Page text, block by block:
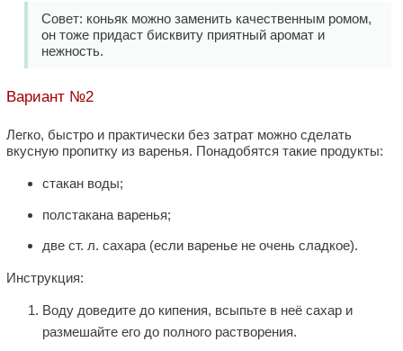
Совет: коньяк можно заменить качественным ромом,
он тоже придаст бисквиту приятный аромат и
нежность.
Вариант №2
Легко, быстро и практически без затрат можно сделать
вкусную пропитку из варенья. Понадобятся такие продукты:
стакан воды;
полстакана варенья;
две ст. л. сахара (если варенье не очень сладкое).
Инструкция:
Воду доведите до кипения, всыпьте в неё сахар и
размешайте его до полного растворения.